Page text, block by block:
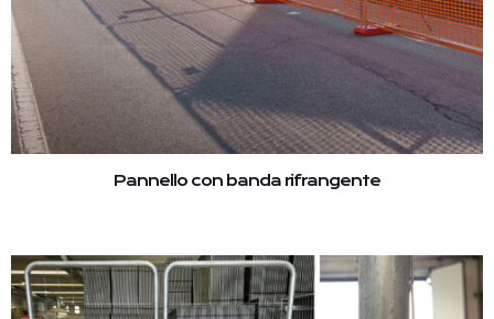
Pannello con banda rifrangente